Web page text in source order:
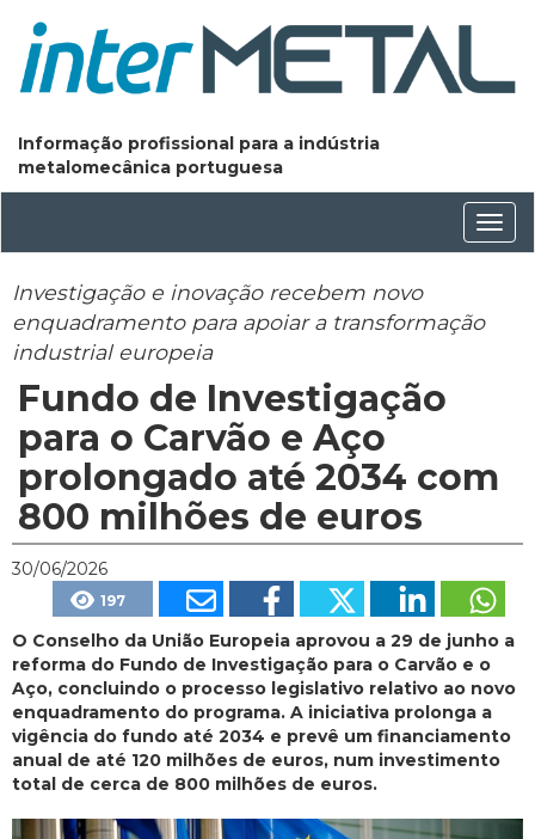
Informação profissional para a indústria
metalomecânica portuguesa
Investigação e inovação recebem novo
enquadramento para apoiar a transformação
industrial europeia
Fundo de Investigação
para o Carvão e Aço
prolongado até 2034 com
800 milhões de euros
30/06/2026
197
O Conselho da União Europeia aprovou a 29 de junho a
reforma do Fundo de Investigação para o Carvão e o
Aço, concluindo o processo legislativo relativo ao novo
enquadramento do programa. A iniciativa prolonga a
vigência do fundo até 2034 e prevê um financiamento
anual de até 120 milhões de euros, num investimento
total de cerca de 800 milhões de euros.